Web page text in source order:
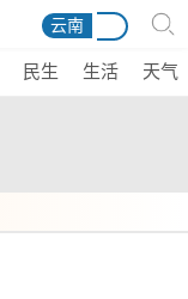
云南
民生 生活 天气